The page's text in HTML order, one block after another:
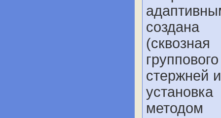
создана
стержней
методом